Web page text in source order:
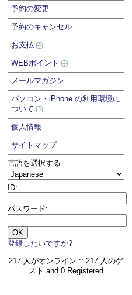
予約の変更
予約のキャンセル
お支払
WEBポイント
メールマガジン
パソコン・iPhone の利用環境に
ついて
個人情報
サイトマップ
言語を選択する
ID:
パスワード:
登録したいですか?
217 人がオンライン :: 217 人のゲ
スト and 0 Registered